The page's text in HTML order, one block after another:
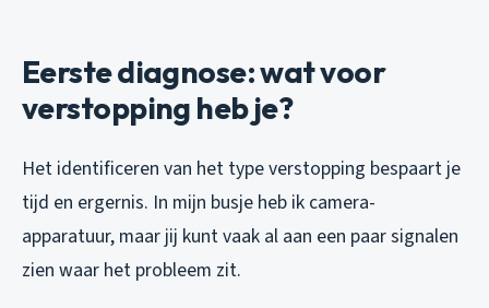
Eerste diagnose: wat voor
verstopping heb je?
Het identificeren van het type verstopping bespaart je
tijd en ergernis. In mijn busje heb ik camera-
apparatuur, maar jij kunt vaak al aan een paar signalen
zien waar het probleem zit.